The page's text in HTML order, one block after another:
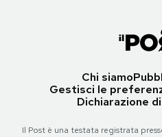
Chi siamo
Gestisci le
Dichiarazione
Il Post è una testata registrata